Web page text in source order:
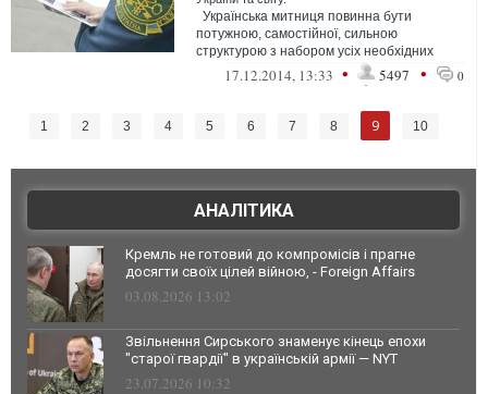
Українська митниця повинна бути
потужною, самостійної, сильною
структурою з набором усіх необхідних
інструментів.&nbs...
17.12.2014, 13:33 • 5497 • 0
1 2 3 4 5 6 7 8 9 10
АНАЛІТИКА
Кремль не готовий до компромісів і прагне
досягти своїх цілей війною, - Foreign Affairs
03.08.2026 13:02
Звільнення Сирського знаменує кінець епохи
"старої гвардії" в українській армії — NYT
23.07.2026 10:32